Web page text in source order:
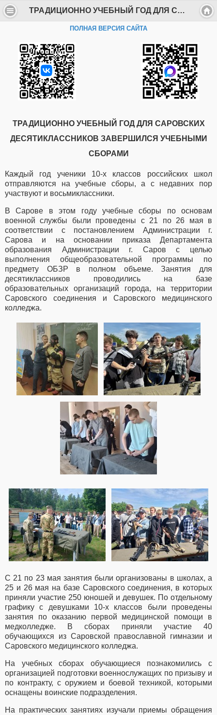
ТРАДИЦИОННО УЧЕБНЫЙ ГОД ДЛЯ САРОВСКИХ ДЕСЯТИКЛАССНИКОВ ЗАВЕРШИЛСЯ УЧЕБНЫМИ СБОРАМИ - Департамент образования Администрации г. Саров
ПОЛНАЯ ВЕРСИЯ САЙТА
ТРАДИЦИОННО УЧЕБНЫЙ ГОД ДЛЯ САРОВСКИХ
ДЕСЯТИКЛАССНИКОВ ЗАВЕРШИЛСЯ УЧЕБНЫМИ
СБОРАМИ
Каждый год ученики 10-х классов российских школ
отправляются на учебные сборы, а с недавних пор
участвуют и восьмиклассники.
В Сарове в этом году учебные сборы по основам
военной службы были проведены с 21 по 26 мая в
соответствии с постановлением Администрации г.
Сарова и на основании приказа Департамента
образования Администрации г. Саров с целью
выполнения общеобразовательной программы по
предмету ОБЗР в полном объеме. Занятия для
десятиклассников проводились на базе
образовательных организаций города, на территории
Саровского соединения и Саровского медицинского
колледжа.
С 21 по 23 мая занятия были организованы в школах, а
25 и 26 мая на базе Саровского соединения, в которых
приняли участие 250 юношей и девушек. По отдельному
графику с девушками 10-х классов были проведены
занятия по оказанию первой медицинской помощи в
медколледже. В сборах приняли участие 40
обучающихся из Саровской православной гимназии и
Саровского медицинского колледжа.
На учебных сборах обучающиеся познакомились с
организацией подготовки военнослужащих по призыву и
по контракту, с оружием и боевой техникой, которыми
оснащены воинские подразделения.
На практических занятиях изучали приемы обращения